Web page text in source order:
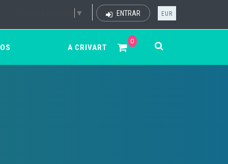
▼ ENTRAR EUR
0
A CRIVART